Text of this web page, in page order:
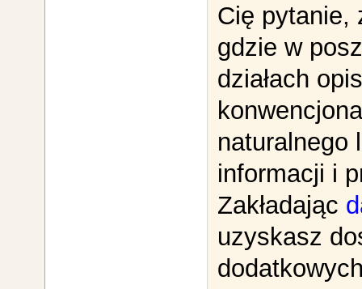
Cię pytanie,
gdzie w
działach
naturalnego
informacji i
Zakładając
uzyskasz